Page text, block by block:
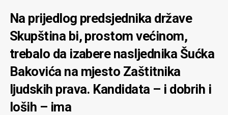
Na prijedlog predsjednika države
Skupština bi, prostom većinom,
trebalo da izabere nasljednika Šućka
Bakovića na mjesto Zaštitnika
ljudskih prava. Kandidata – i dobrih i
loših – ima